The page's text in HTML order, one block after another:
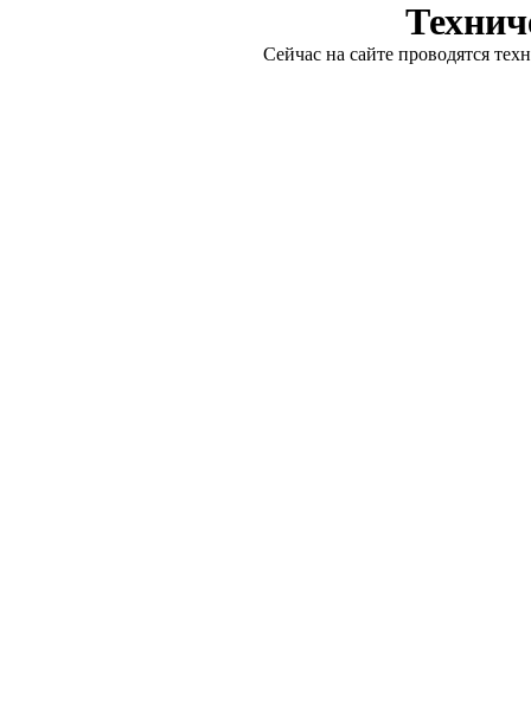
Сейчас на сайте проводятся